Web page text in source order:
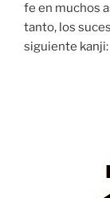
fe en muchos
tanto, los
siguiente kanji: